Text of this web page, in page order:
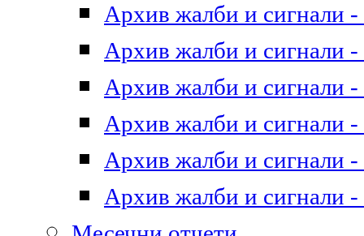
Архив жалби и сигнали -
Архив жалби и сигнали -
Архив жалби и сигнали -
Архив жалби и сигнали -
Архив жалби и сигнали -
Архив жалби и сигнали -